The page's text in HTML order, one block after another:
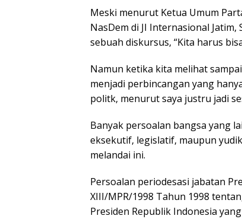
Meski menurut Ketua Umum
NasDem di JI Internasional
sebuah diskursus, “Kita harus
Namun ketika kita melihat
menjadi perbincangan yang
politk, menurut saya justru jadi
Banyak persoalan bangsa yang
eksekutif, legislatif, maupun
melandai ini.
Persoalan periodesasi jabatan
XIII/MPR/1998 Tahun 1998
Presiden Republik Indonesia